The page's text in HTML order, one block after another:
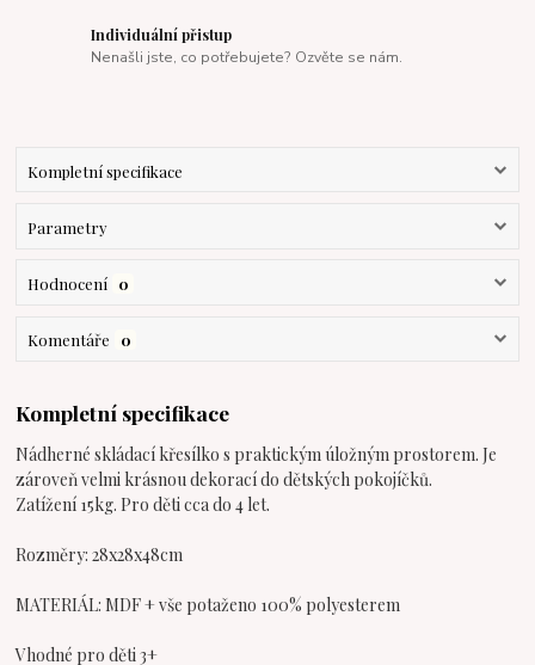
Individuální přistup
Nenašli jste, co potřebujete? Ozvěte se nám.
Kompletní specifikace
Parametry
Hodnocení 0
Komentáře 0
Kompletní specifikace
Nádherné skládací křesílko s praktickým úložným prostorem. Je
zároveň velmi krásnou dekorací do dětských pokojíčků.
Zatížení 15kg. Pro děti cca do 4 let.
Rozměry: 28x28x48cm
MATERIÁL: MDF + vše potaženo 100% polyesterem
Vhodné pro děti 3+